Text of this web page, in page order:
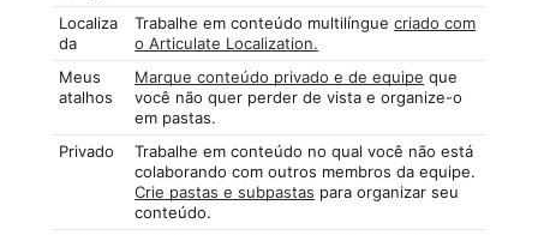
Localiza
da
Trabalhe em conteúdo multilínguecriado com
o Articulate Localization.
Meus
atalhos
Marque conteúdo privado e de equipe que
você não quer perder de vista e organize-o
em pastas.
Privado
Trabalhe em conteúdo no qual você não está
colaborando com outros membros da equipe.
Crie pastas e subpastas para organizar seu
conteúdo.